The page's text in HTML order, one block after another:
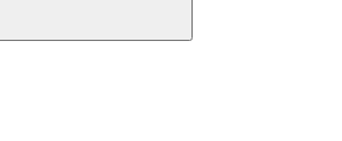
Buscar